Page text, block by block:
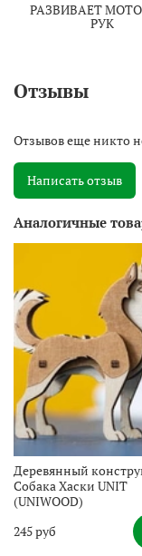
РАЗВИВАЕТ
РУК
Отзывы
Отзывов еще никто
Написать отзыв
Аналогичные
Деревянный
Собака Хаски UNIT
(UNIWOOD)
245 руб